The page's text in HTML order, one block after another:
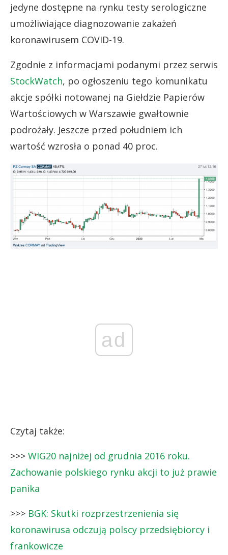
jedyne dostępne na rynku testy serologiczne
umożliwiające diagnozowanie zakażeń
koronawirusem COVID-19.
Zgodnie z informacjami podanymi przez serwis
StockWatch, po ogłoszeniu tego komunikatu
akcje spółki notowanej na Giełdzie Papierów
Wartościowych w Warszawie gwałtownie
podrożały. Jeszcze przed południem ich
wartość wzrosła o ponad 40 proc.
ad
Czytaj także:
>>> WIG20 najniżej od grudnia 2016 roku.
Zachowanie polskiego rynku akcji to już prawie
panika
>>> BGK: Skutki rozprzestrzenienia się
koronawirusa odczują polscy przedsiębiorcy i
frankowicze